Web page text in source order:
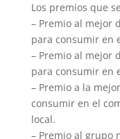
Los premios que
– Premio al mejor
para consumir en
– Premio al mejor
para consumir en
– Premio a la
consumir en el
local.
– Premio al grupo